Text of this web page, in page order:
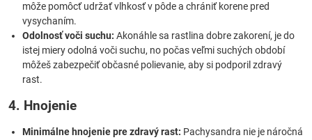
môže pomôcť udržať vlhkosť v pôde a chrániť korene pred
vysychaním.
Odolnosť voči suchu: Akonáhle sa rastlina dobre zakorení, je do
istej miery odolná voči suchu, no počas veľmi suchých období
môžeš zabezpečiť občasné polievanie, aby si podporil zdravý
rast.
4. Hnojenie
Minimálne hnojenie pre zdravý rast: Pachysandra nie je náročná